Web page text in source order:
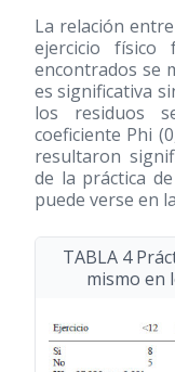
La relación
ejercicio físico
encontrados se
es significativa
los residuos
coeficiente Phi
resultaron
de la práctica
puede verse en
TABLA 4
mismo en